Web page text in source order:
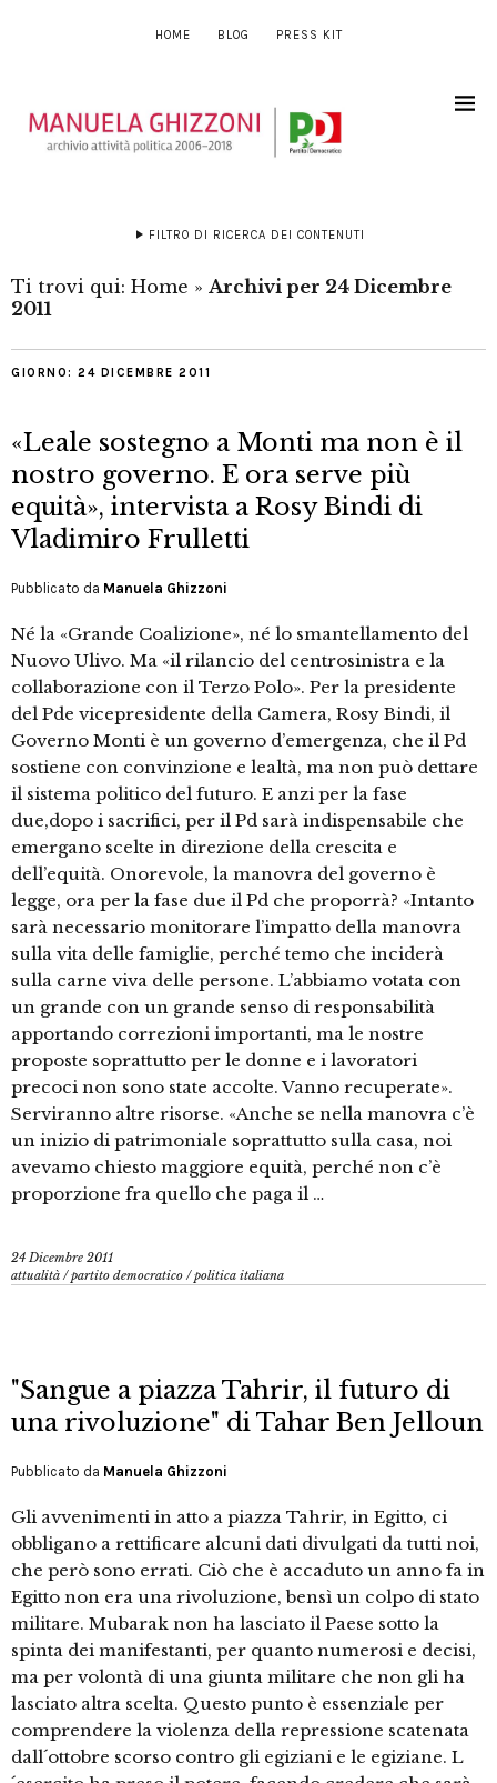
HOME BLOG PRESS KIT
FILTRO DI RICERCA DEI CONTENUTI
Ti trovi qui: Home » Archivi per 24 Dicembre
2011
GIORNO: 24 DICEMBRE 2011
«Leale sostegno a Monti ma non è il
nostro governo. E ora serve più
equità», intervista a Rosy Bindi di
Vladimiro Frulletti
Pubblicato da Manuela Ghizzoni
Né la «Grande Coalizione», né lo smantellamento del
Nuovo Ulivo. Ma «il rilancio del centrosinistra e la
collaborazione con il Terzo Polo». Per la presidente
del Pde vicepresidente della Camera, Rosy Bindi, il
Governo Monti è un governo d’emergenza, che il Pd
sostiene con convinzione e lealtà, ma non può dettare
il sistema politico del futuro. E anzi per la fase
due,dopo i sacrifici, per il Pd sarà indispensabile che
emergano scelte in direzione della crescita e
dell’equità. Onorevole, la manovra del governo è
legge, ora per la fase due il Pd che proporrà? «Intanto
sarà necessario monitorare l’impatto della manovra
sulla vita delle famiglie, perché temo che inciderà
sulla carne viva delle persone. L’abbiamo votata con
un grande con un grande senso di responsabilità
apportando correzioni importanti, ma le nostre
proposte soprattutto per le donne e i lavoratori
precoci non sono state accolte. Vanno recuperate».
Serviranno altre risorse. «Anche se nella manovra c’è
un inizio di patrimoniale soprattutto sulla casa, noi
avevamo chiesto maggiore equità, perché non c’è
proporzione fra quello che paga il …
24 Dicembre 2011
attualità /partito democratico /politica italiana
"Sangue a piazza Tahrir, il futuro di
una rivoluzione" di Tahar Ben Jelloun
Pubblicato da Manuela Ghizzoni
Gli avvenimenti in atto a piazza Tahrir, in Egitto, ci
obbligano a rettificare alcuni dati divulgati da tutti noi,
che però sono errati. Ciò che è accaduto un anno fa in
Egitto non era una rivoluzione, bensì un colpo di stato
militare. Mubarak non ha lasciato il Paese sotto la
spinta dei manifestanti, per quanto numerosi e decisi,
ma per volontà di una giunta militare che non gli ha
lasciato altra scelta. Questo punto è essenziale per
comprendere la violenza della repressione scatenata
dall´ottobre scorso contro gli egiziani e le egiziane. L